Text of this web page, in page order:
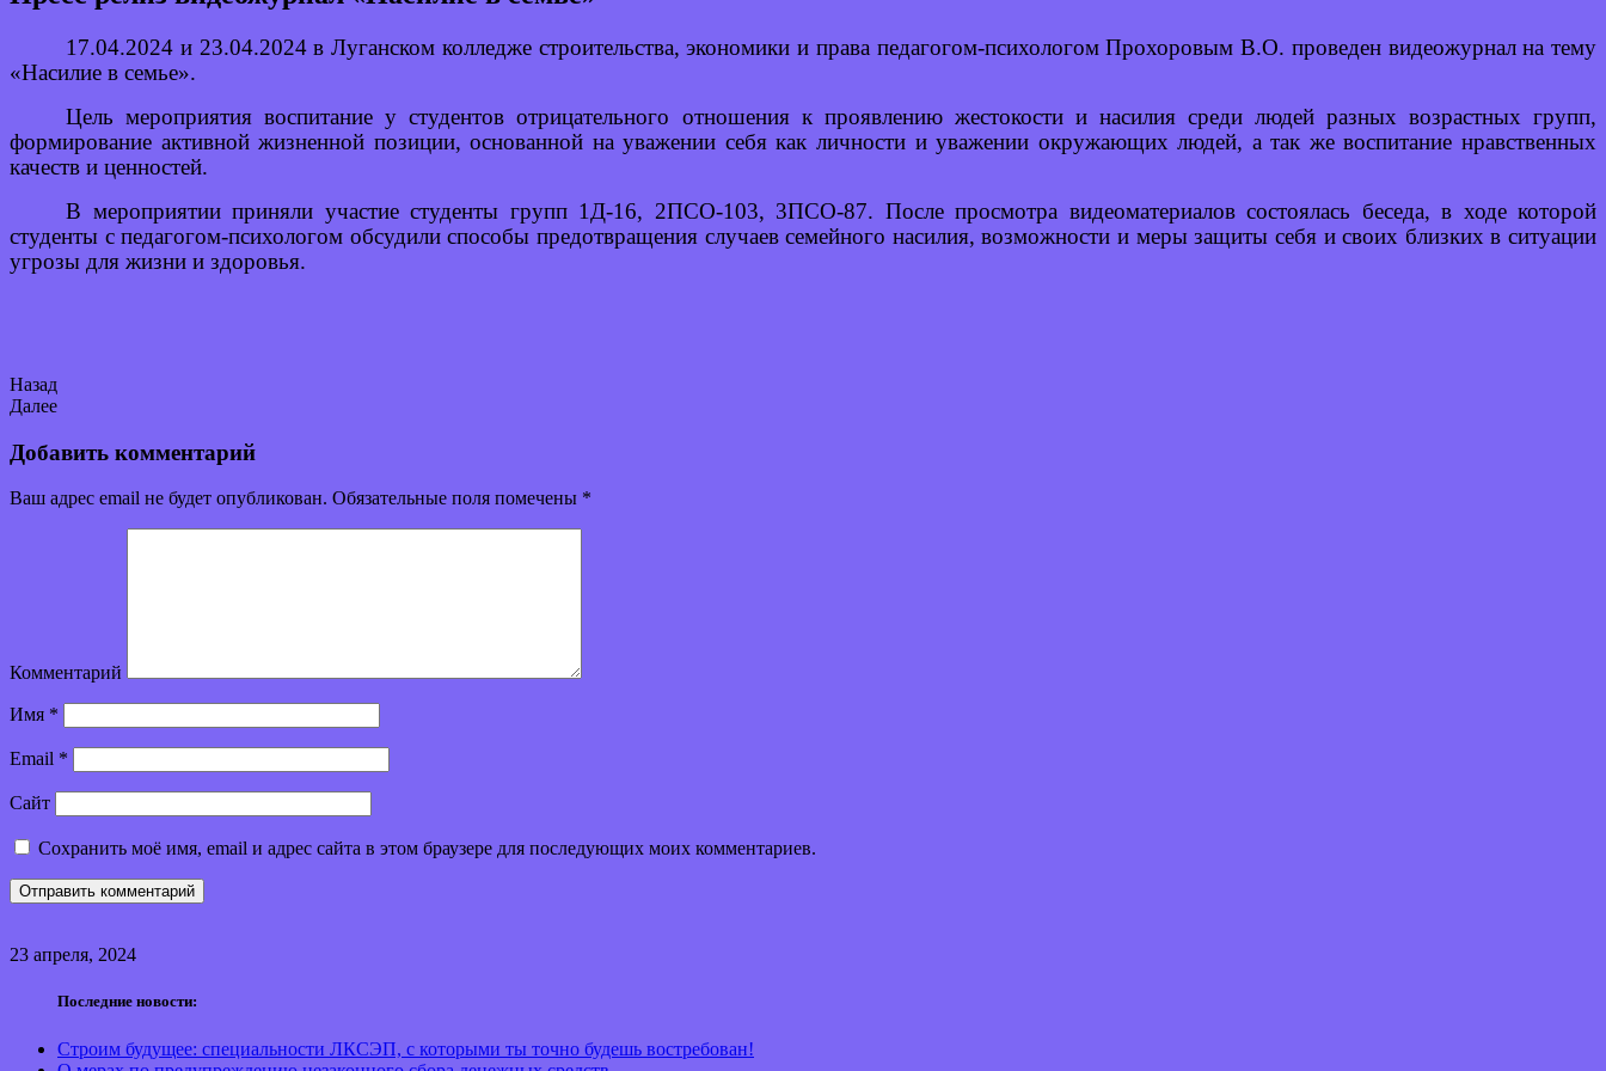
17.04.2024 и 23.04.2024 в Луганском колледже строительства, экономики и права педагогом-психологом Прохоровым В.О. проведен видеожурнал на тему
«Насилие в семье».
Цель мероприятия воспитание у студентов отрицательного отношения к проявлению жестокости и насилия среди людей разных возрастных групп,
формирование активной жизненной позиции, основанной на уважении себя как личности и уважении окружающих людей, а так же воспитание нравственных
качеств и ценностей.
В мероприятии приняли участие студенты групп 1Д-16, 2ПСО-103, 3ПСО-87. После просмотра видеоматериалов состоялась беседа, в ходе которой
студенты с педагогом-психологом обсудили способы предотвращения случаев семейного насилия, возможности и меры защиты себя и своих близких в ситуации
угрозы для жизни и здоровья.
Назад
Далее
Добавить комментарий
Ваш адрес email не будет опубликован. Обязательные поля помечены *
Комментарий
Имя *
Email *
Сайт
Сохранить моё имя, email и адрес сайта в этом браузере для последующих моих комментариев.
23 апреля, 2024
Последние новости:
Строим будущее: специальности ЛКСЭП, с которыми ты точно будешь востребован!